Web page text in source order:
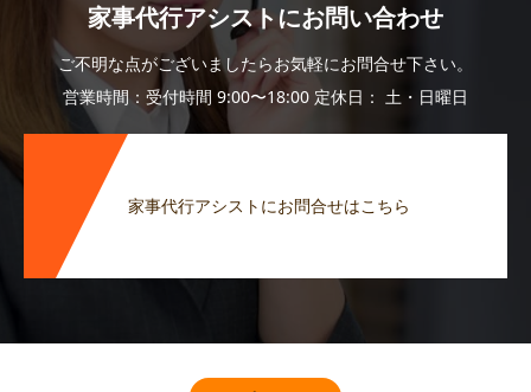
家事代行アシストにお問い合わせ
ご不明な点がございましたらお気軽にお問合せ下さい。
営業時間：受付時間 9:00〜18:00 定休日： 土・日曜日
家事代行アシストにお問合せはこちら